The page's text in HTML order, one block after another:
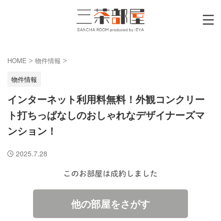
HOME > 物件情報 >
物件情報
インターネット利用料無料！外観コンクリー
ト打ちっぱなしのおしゃれなデザイナーズマ
ンション！
2025.7.28
このお部屋は成約しました
他の部屋をさがす